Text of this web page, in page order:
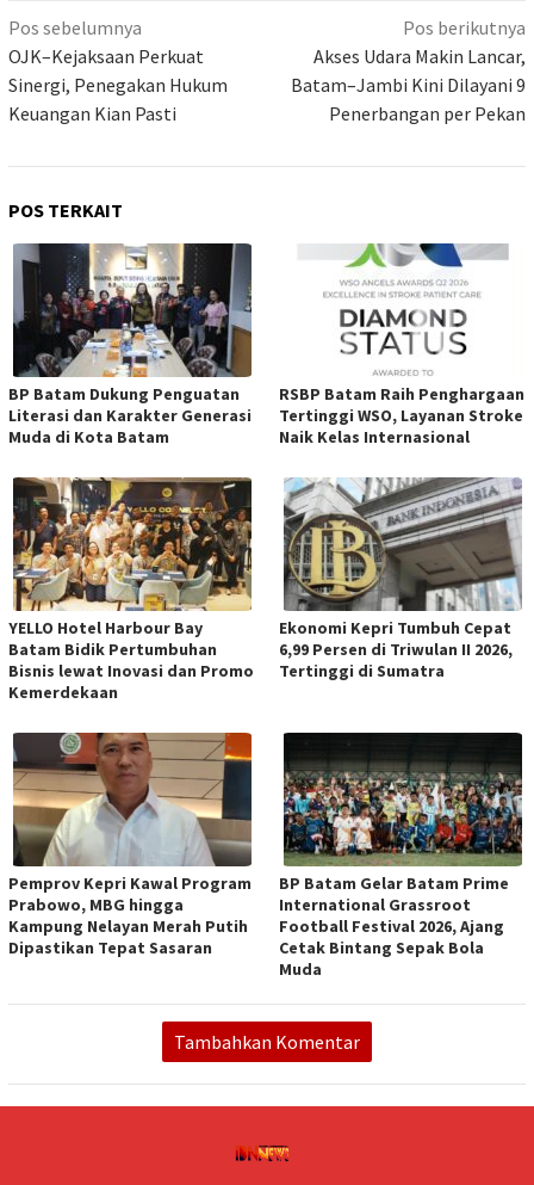
Navigasi
pos
Pos sebelumnya
OJK–Kejaksaan Perkuat
Sinergi, Penegakan Hukum
Keuangan Kian Pasti
Pos berikutnya
Akses Udara Makin Lancar,
Batam–Jambi Kini Dilayani 9
Penerbangan per Pekan
POS TERKAIT
BP Batam Dukung Penguatan
Literasi dan Karakter Generasi
Muda di Kota Batam
RSBP Batam Raih Penghargaan
Tertinggi WSO, Layanan Stroke
Naik Kelas Internasional
YELLO Hotel Harbour Bay
Batam Bidik Pertumbuhan
Bisnis lewat Inovasi dan Promo
Kemerdekaan
Ekonomi Kepri Tumbuh Cepat
6,99 Persen di Triwulan II 2026,
Tertinggi di Sumatra
Pemprov Kepri Kawal Program
Prabowo, MBG hingga
Kampung Nelayan Merah Putih
Dipastikan Tepat Sasaran
BP Batam Gelar Batam Prime
International Grassroot
Football Festival 2026, Ajang
Cetak Bintang Sepak Bola
Muda
Tambahkan Komentar